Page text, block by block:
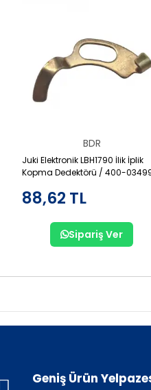
BDR
Juki Elektronik LBH1790 İlik İplik
Kopma Dedektörü / 400-
88,62 TL
Sipariş Ver
Geniş Ürün